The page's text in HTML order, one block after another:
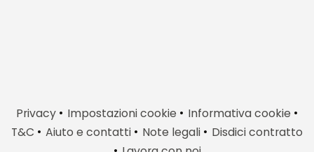
Privacy • Impostazioni cookie • Informativa cookie •
T&C • Aiuto e contatti • Note legali • Disdici contratto